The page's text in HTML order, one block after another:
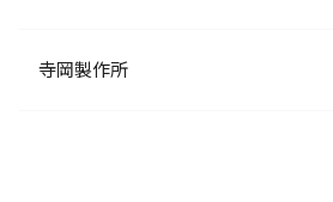
寺岡製作所